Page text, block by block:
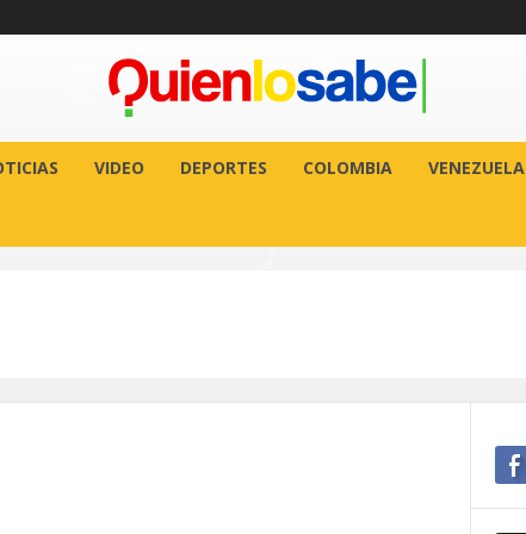
VIDEO DEPORTES COLOMBIA VENEZUELA